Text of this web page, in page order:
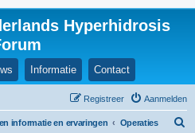
Hyperhidrosis
Informatie Contact
Aanmelden
Registreer
informatie en ervaringen Operaties